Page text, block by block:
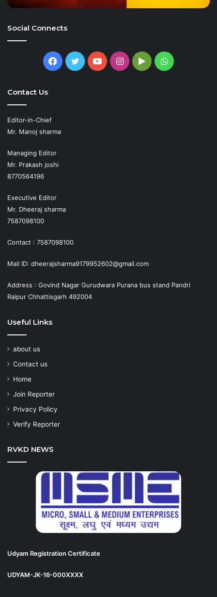
Social Connects
Facebook
TwitterYouTubeInstagram
GoogleWhatsApp
Contact Us
Editor-in-Chief
Mr. Manoj sharma
Managing Editor
Mr. Prakash joshi
8770564196
Executive Editor
Mr. Dheeraj sharma
7587098100
Contact : 7587098100
Mail ID: dheerajsharma9179952602@gmail.com
Address : Govind Nagar Gurudwara Purana bus stand Pandri
Raipur Chhattisgarh 492004
Useful Links
about us
Contact us
Home
Join Reporter
Privacy Policy
Verify Reporter
RVKD NEWS
Udyam Registration Certificate
UDYAM-JK-16-000XXXX